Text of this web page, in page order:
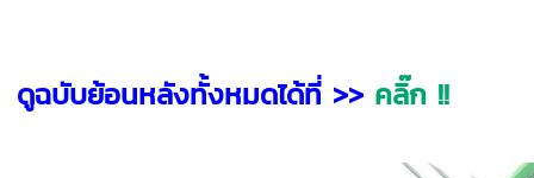
ดูฉบับย้อนหลังทั้งหมดได้ที่ >> คลิ๊ก !!